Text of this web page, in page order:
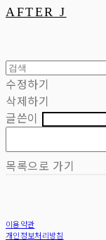
AFTER J
수정하기
삭제하기
글쓴이
목록으로 가기
이용약관
개인정보처리방침